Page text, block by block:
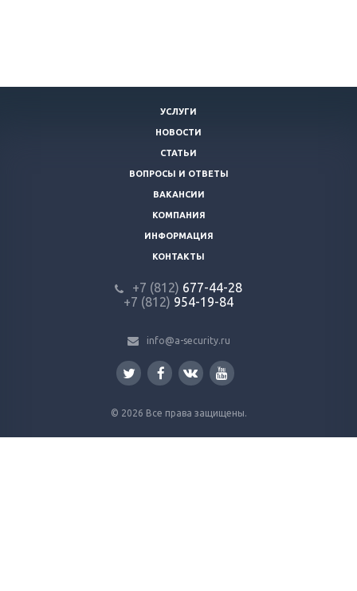
УСЛУГИ
НОВОСТИ
СТАТЬИ
ВОПРОСЫ И ОТВЕТЫ
ВАКАНСИИ
КОМПАНИЯ
ИНФОРМАЦИЯ
КОНТАКТЫ
+7 (812) 677-44-28
+7 (812) 954-19-84
info@a-security.ru
© 2026 Все права защищены.